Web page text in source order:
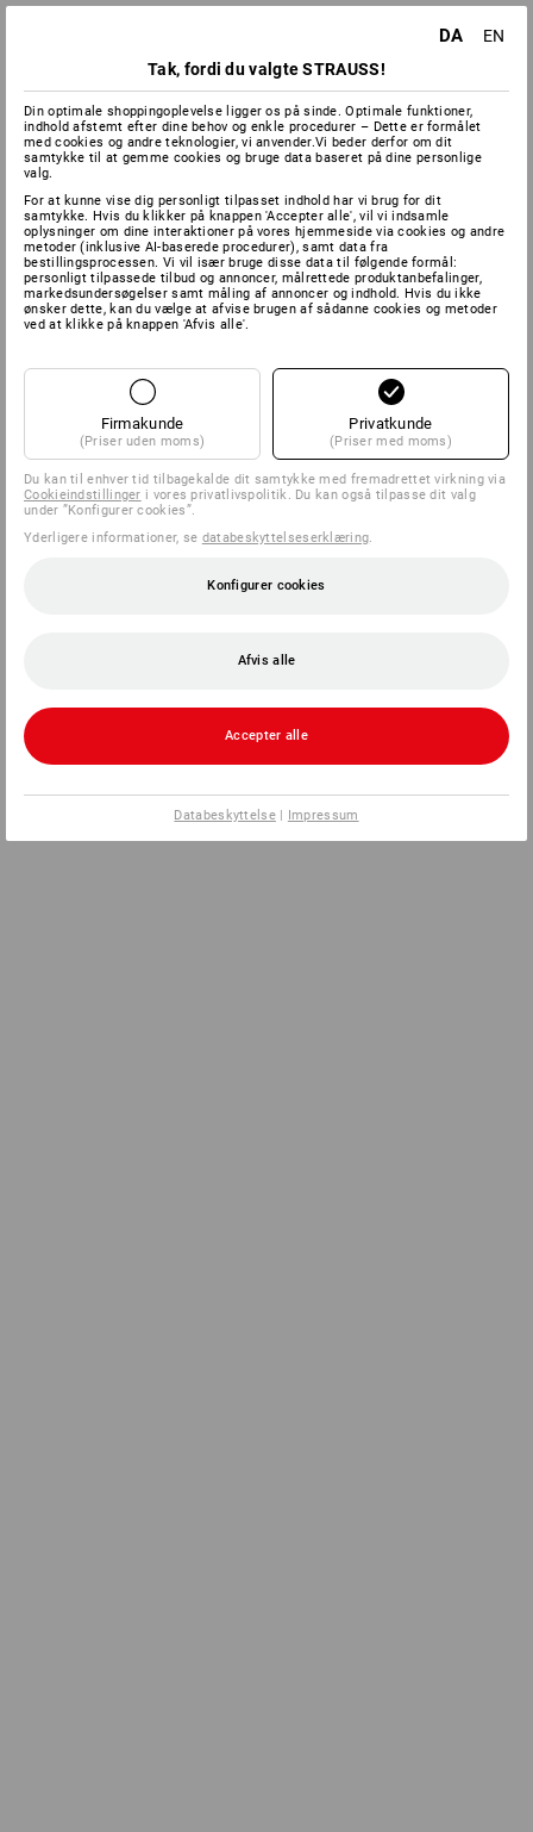
DA
EN
Tak, fordi du valgte STRAUSS!
Din optimale shoppingoplevelse ligger os på sinde. Optimale funktioner,
indhold afstemt efter dine behov og enkle procedurer – Dette er formålet
med cookies og andre teknologier, vi anvender.Vi beder derfor om dit
samtykke til at gemme cookies og bruge data baseret på dine personlige
valg.
For at kunne vise dig personligt tilpasset indhold har vi brug for dit
samtykke. Hvis du klikker på knappen 'Accepter alle', vil vi indsamle
oplysninger om dine interaktioner på vores hjemmeside via cookies og andre
metoder (inklusive AI-baserede procedurer), samt data fra
bestillingsprocessen. Vi vil især bruge disse data til følgende formål:
personligt tilpassede tilbud og annoncer, målrettede produktanbefalinger,
markedsundersøgelser samt måling af annoncer og indhold. Hvis du ikke
ønsker dette, kan du vælge at afvise brugen af sådanne cookies og metoder
ved at klikke på knappen 'Afvis alle'.
Firmakunde
(Priser uden moms)
Privatkunde
(Priser med moms)
Du kan til enhver tid tilbagekalde dit samtykke med fremadrettet virkning via
Cookieindstillinger i vores privatlivspolitik. Du kan også tilpasse dit valg
under ”Konfigurer cookies”.
Yderligere informationer, se databeskyttelseserklæring
Konfigurer cookies
Afvis alle
Accepter alle
Databeskyttelse| Impressum